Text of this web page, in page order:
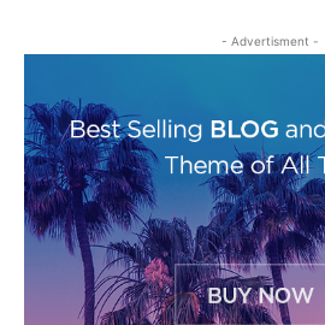
- Advertisment -